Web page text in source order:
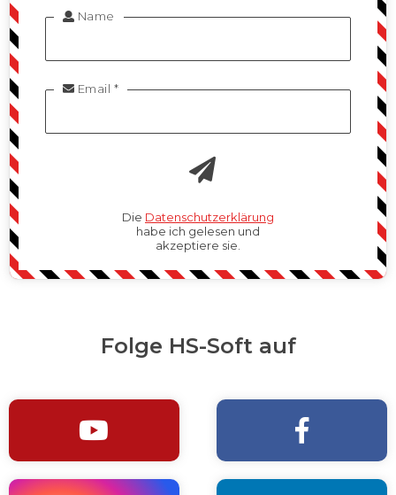
 Name
 Email *
Die Datenschutzerklärung
habe ich gelesen und
akzeptiere sie.
Folge HS-Soft auf
 